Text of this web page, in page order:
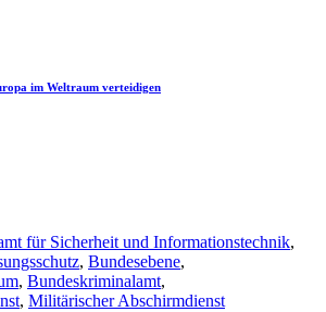
im Weltraum verteidigen
für Sicherheit und Informationstechnik,
, Bundesebene,
, Bundeskriminalamt,
, Militärischer Abschirmdienst